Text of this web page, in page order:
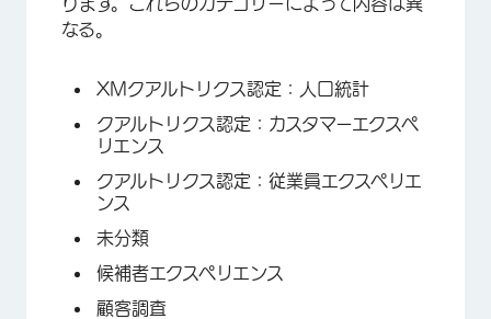
ります。これらのカテゴリーによって内容は異
なる。
XMクアルトリクス認定：人口統計
クアルトリクス認定：カスタマーエクスペ
リエンス
クアルトリクス認定：従業員エクスペリエ
ンス
未分類
候補者エクスペリエンス
顧客調査